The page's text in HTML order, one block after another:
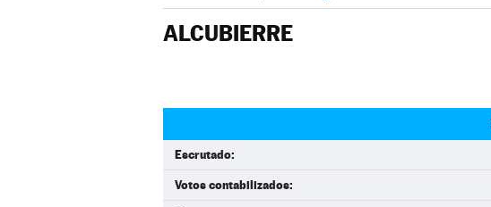
ALCUBIERRE
Escrutado:
Votos contabilizados: